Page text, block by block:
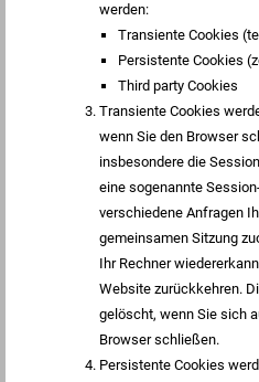
werden:
Transiente Cookies
Persistente Cookies
Third party Cookies
Transiente Cookies
wenn Sie den Browser
insbesondere die
eine sogenannte
verschiedene Anfragen
gemeinsamen Sitzung
Ihr Rechner
Website zurückkehren.
gelöscht, wenn Sie sich
Browser schließen.
Persistente Cookies